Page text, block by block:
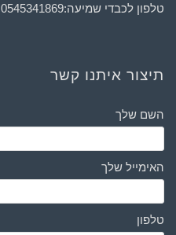
טלפון לכבדי שמיעה:0545341869
תיצור איתנו קשר
השם שלך
האימייל שלך
טלפון